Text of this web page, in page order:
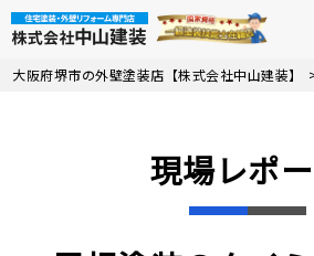
Skip
大阪府堺市の外壁塗装店【株式会社中山建装】
現場レポ